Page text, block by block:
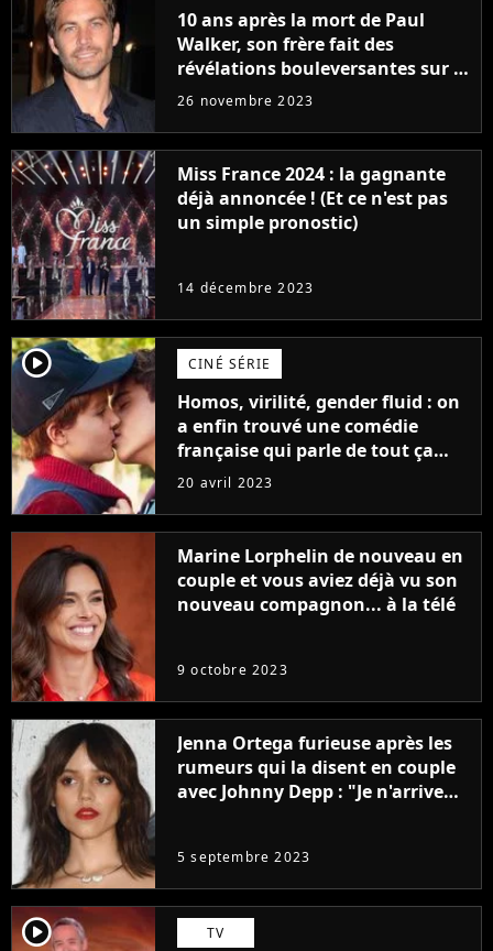
10 ans après la mort de Paul
Walker, son frère fait des
révélations bouleversantes sur la
réaction des acteurs de Fast and
26 novembre 2023
Miss France 2024 : la gagnante
déjà annoncée ! (Et ce n'est pas
un simple pronostic)
14 décembre 2023
player2 CINÉ SÉRIE
Homos, virilité, gender fluid : on
a enfin trouvé une comédie
française qui parle de tout ça
sans être super ringarde
20 avril 2023
Marine Lorphelin de nouveau en
couple et vous aviez déjà vu son
nouveau compagnon... à la télé
9 octobre 2023
Jenna Ortega furieuse après les
rumeurs qui la disent en couple
avec Johnny Depp : "Je n'arrive
5 septembre 2023
player2 TV